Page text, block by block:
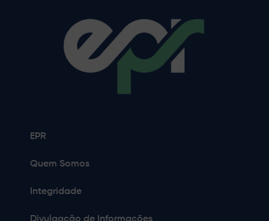
EPR
Quem Somos
Integridade